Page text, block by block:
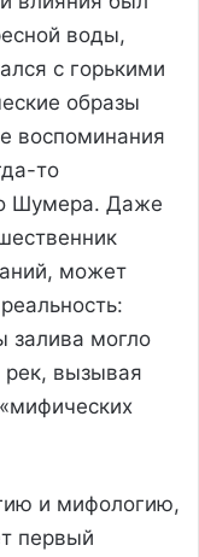
воды,
с горькими
образы
воспоминания
то
Шумера. Даже
может
залива могло
вызывая
и мифологию,
первый